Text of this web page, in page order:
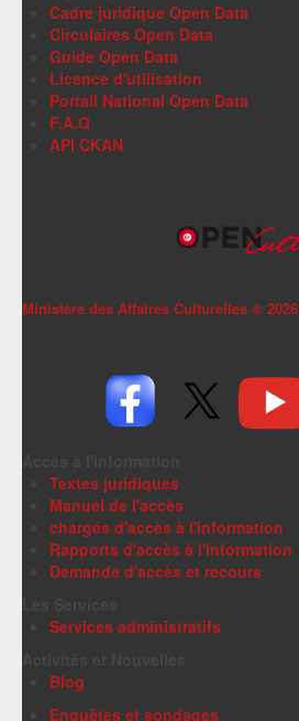
Cadre juridique Open Data
Circulaires Open Data
Guide Open Data
Licence d'utilisation
Portail National Open Data
F.A.Q
API CKAN
Ministère des Affaires Culturelles © 2026
Textes juridiques
Manuel de l'accès
chargés d'accès à l'information
Rapports d'accès à l'information
Demande d'accès et recours
Services administratifs
Blog
Enquêtes et sondages